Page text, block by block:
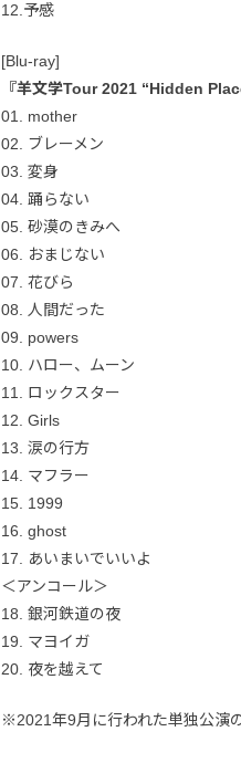
12.予感
[Blu-ray]
『羊文学Tour 2021 “Hidden
01. mother
02. ブレーメン
03. 変身
04. 踊らない
05. 砂漠のきみへ
06. おまじない
07. 花びら
08. 人間だった
09. powers
10. ハロー、ムーン
11. ロックスター
12. Girls
13. 涙の行方
14. マフラー
15. 1999
16. ghost
17. あいまいでいいよ
＜アンコール＞
18. 銀河鉄道の夜
19. マヨイガ
20. 夜を越えて
※2021年9月に行われた単独公演